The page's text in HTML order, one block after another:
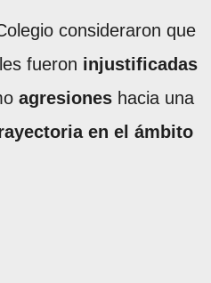
consideraron que
fueron injustificadas
agresiones hacia una
en el ámbito